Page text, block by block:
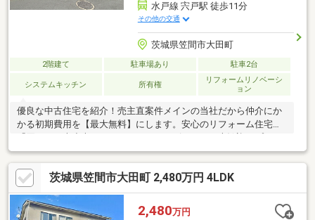
水戸線 宍戸駅 徒歩11分
その他の交通
茨城県笠間市大田町
2階建て 駐車場あり 駐車2台
システムキッチン 所有権
リフォームリノベーシ
ョン
優良な中古住宅を紹介！売主直案件メインの当社だから仲介にか
かる初期費用を【最大無料】にします。安心のリフォーム住宅
視点でマイホーム購入を応援！
茨城県笠間市大田町 2,480万円 4LDK
2,480万円